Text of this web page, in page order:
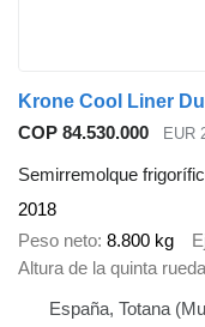
Krone Cool Liner
COP 84.530.000
EUR
Semirremolque
2018
Peso neto 8.800 kg
Altura de la quinta rueda
España, Totana